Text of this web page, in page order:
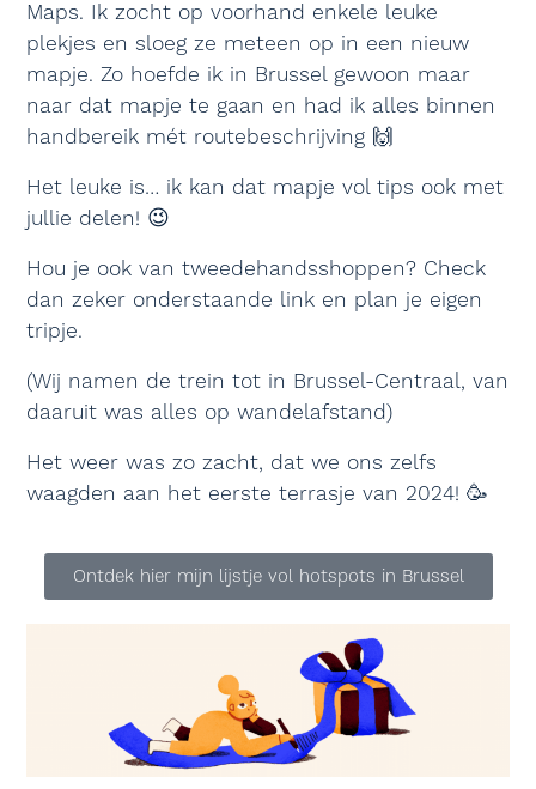
Maps. Ik zocht op voorhand enkele leuke
plekjes en sloeg ze meteen op in een nieuw
mapje. Zo hoefde ik in Brussel gewoon maar
naar dat mapje te gaan en had ik alles binnen
handbereik mét routebeschrijving 🙌
Het leuke is… ik kan dat mapje vol tips ook met
jullie delen! 😉
Hou je ook van tweedehandsshoppen? Check
dan zeker onderstaande link en plan je eigen
tripje.
(Wij namen de trein tot in Brussel-Centraal, van
daaruit was alles op wandelafstand)
Het weer was zo zacht, dat we ons zelfs
waagden aan het eerste terrasje van 2024! 🥳
Ontdek hier mijn lijstje vol hotspots in Brussel